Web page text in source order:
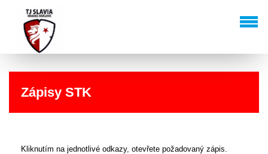
Zápisy STK
Kliknutím na jednotlivé odkazy, otevřete požadovaný zápis.